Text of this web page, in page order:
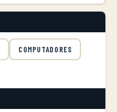
COMPUTADORES